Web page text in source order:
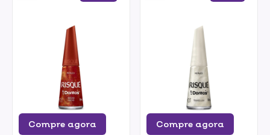
Compre agora Compre agora